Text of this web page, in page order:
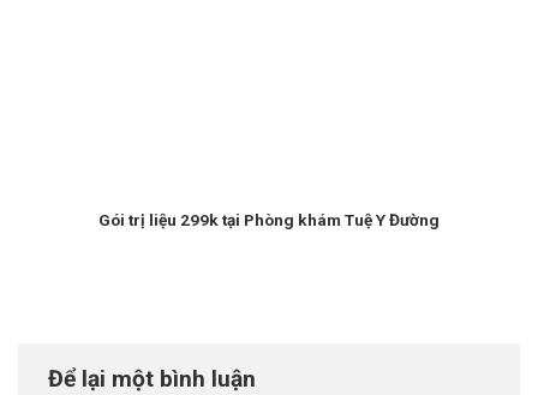
Gói trị liệu 299k tại Phòng khám Tuệ Y Đường
Để lại một bình luận